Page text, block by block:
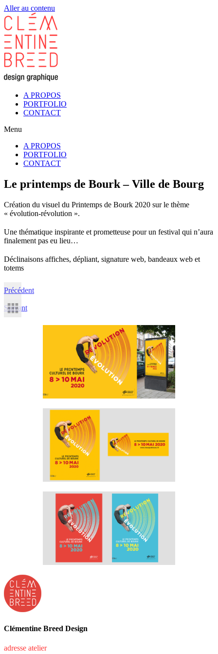
Aller au contenu
A PROPOS
PORTFOLIO
CONTACT
Menu
A PROPOS
PORTFOLIO
CONTACT
Le printemps de Bourk – Ville de Bourg
Création du visuel du Printemps de Bourk 2020 sur le thème
« évolution-révolution ».
Une thématique inspirante et prometteuse pour un festival qui n’aura
finalement pas eu lieu…
Déclinaisons affiches, dépliant, signature web, bandeaux web et
totems
Précédent
Suivant
Clémentine Breed Design
adresse atelier